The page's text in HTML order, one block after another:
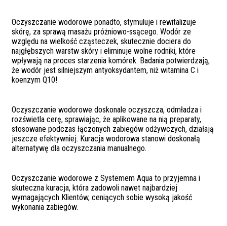
Oczyszczanie wodorowe ponadto, stymuluje i rewitalizuje
skórę, za sprawą masażu próżniowo-ssącego. Wodór ze
względu na wielkość cząsteczek, skutecznie dociera do
najgłębszych warstw skóry i eliminuje wolne rodniki, które
wpływają na proces starzenia komórek. Badania potwierdzają,
że wodór jest silniejszym antyoksydantem, niż witamina C i
koenzym Q10!
Oczyszczanie wodorowe doskonale oczyszcza, odmładza i
rozświetla cerę, sprawiając, że aplikowane na nią preparaty,
stosowane podczas łączonych zabiegów odżywczych, działają
jeszcze efektywniej. Kuracja wodorowa stanowi doskonałą
alternatywę dla oczyszczania manualnego.
Oczyszczanie wodorowe z Systemem Aqua to przyjemna i
skuteczna kuracja, która zadowoli nawet najbardziej
wymagających Klientów, ceniących sobie wysoką jakość
wykonania zabiegów.